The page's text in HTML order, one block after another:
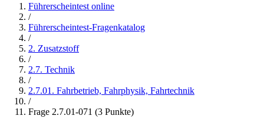
Führerscheintest online
/
Führerscheintest-Fragenkatalog
/
2. Zusatzstoff
/
2.7. Technik
/
2.7.01. Fahrbetrieb, Fahrphysik, Fahrtechnik
/
Frage 2.7.01-071 (3 Punkte)